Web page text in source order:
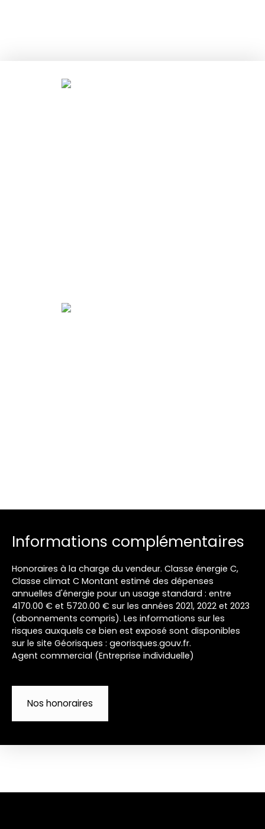
Informations complémentaires
Honoraires à la charge du vendeur. Classe énergie C,
Classe climat C Montant estimé des dépenses
annuelles d'énergie pour un usage standard : entre
4170.00 € et 5720.00 € sur les années 2021, 2022 et 2023
(abonnements compris). Les informations sur les
risques auxquels ce bien est exposé sont disponibles
sur le site Géorisques : georisques.gouv.fr.
Agent commercial (Entreprise individuelle)
Nos honoraires